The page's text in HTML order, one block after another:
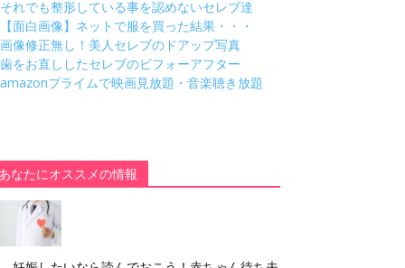
それでも整形している事を認めないセレブ達
【面白画像】ネットで服を買った結果・・・
画像修正無し！美人セレブのドアップ写真
歯をお直ししたセレブのビフォーアフター
amazonプライムで映画見放題・音楽聴き放題
あなたにオススメの情報